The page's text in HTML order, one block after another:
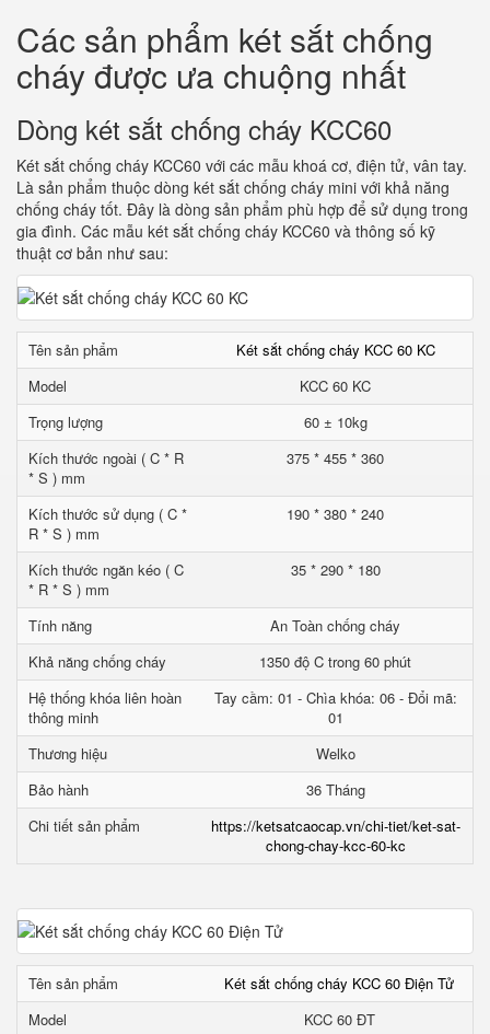
Các sản phẩm két sắt chống
cháy được ưa chuộng nhất
Dòng két sắt chống cháy KCC60
Két sắt chống cháy KCC60 với các mẫu khoá cơ, điện tử, vân tay.
Là sản phẩm thuộc dòng két sắt chống cháy mini với khả năng
chống cháy tốt. Đây là dòng sản phẩm phù hợp để sử dụng trong
gia đình. Các mẫu két sắt chống cháy KCC60 và thông số kỹ
thuật cơ bản như sau:
Tên sản phẩm
Két sắt chống cháy KCC 60 KC
Model
KCC 60 KC
Trọng lượng
60 ± 10kg
Kích thước ngoài ( C * R
* S ) mm
375 * 455 * 360
Kích thước sử dụng ( C *
R * S ) mm
190 * 380 * 240
Kích thước ngăn kéo ( C
* R * S ) mm
35 * 290 * 180
Tính năng
An Toàn chống cháy
Khả năng chống cháy
1350 độ C trong 60 phút
Hệ thống khóa liên hoàn
thông minh
Tay cầm: 01 - Chìa khóa: 06 - Đổi mã:
01
Thương hiệu
Welko
Bảo hành
36 Tháng
Chi tiết sản phẩm
https://ketsatcaocap.vn/chi-tiet/ket-sat-
chong-chay-kcc-60-kc
Tên sản phẩm
Két sắt chống cháy KCC 60 Điện Tử
Model
KCC 60 ĐT